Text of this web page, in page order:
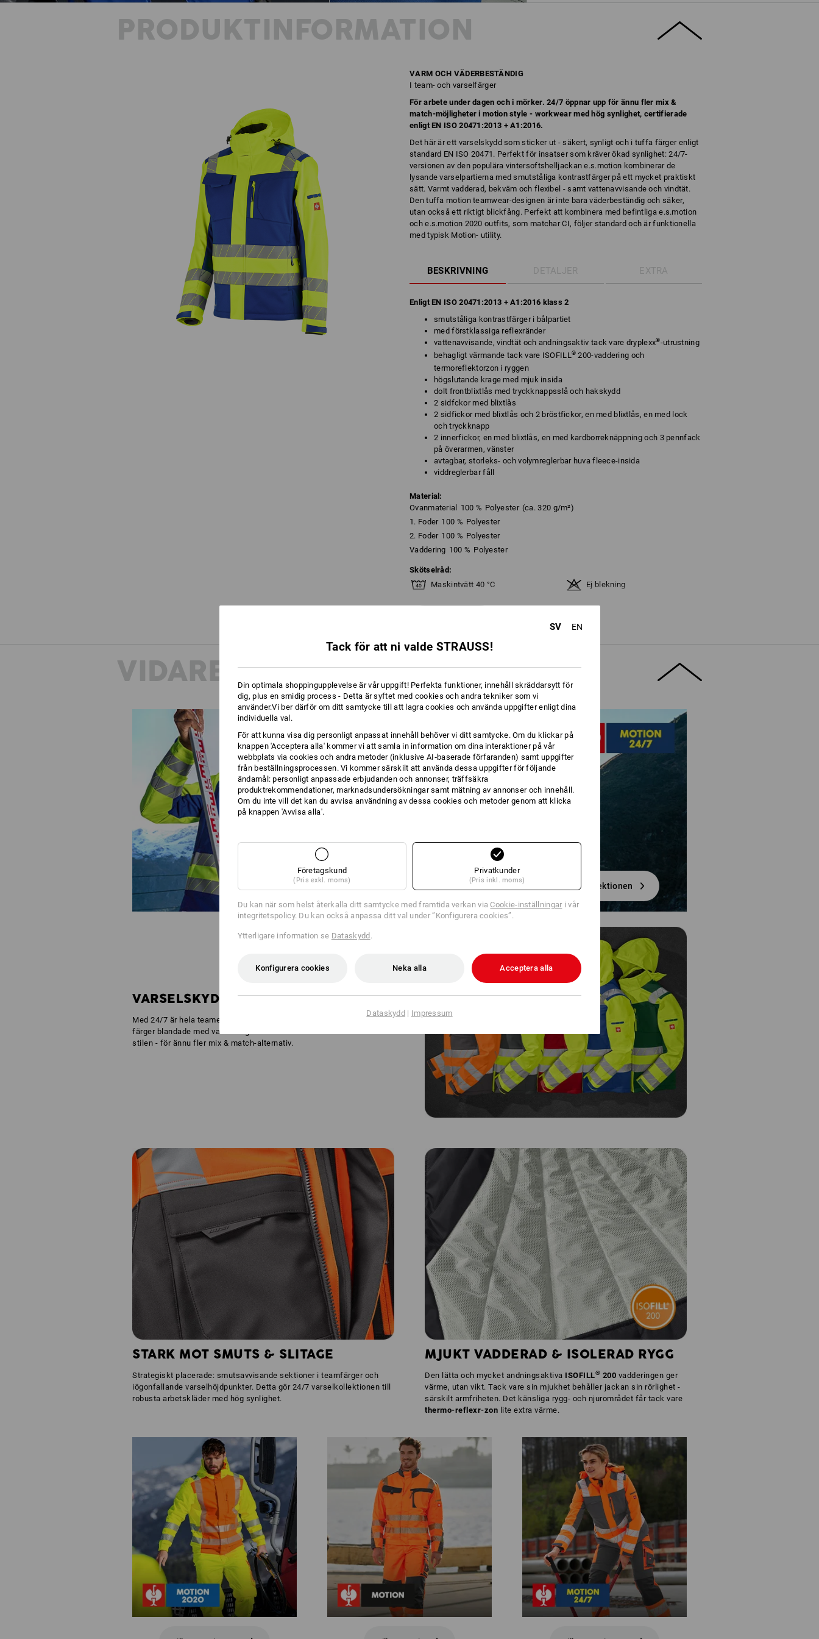
PRODUKTINFORMATION
VARM OCH VÄDERBESTÄNDIG
I team- och varselfärger
För arbete under dagen och i mörker. 24/7 öppnar upp för ännu fler mix &
match-möjligheter i motion style - workwear med hög synlighet, certifierade
enligt EN ISO 20471:2013 + A1:2016.
Det här är ett varselskydd som sticker ut - säkert, synligt och i tuffa färger enligt
standard EN ISO 20471. Perfekt för insatser som kräver ökad synlighet: 24/7-
versionen av den populära vintersoftshelljackan e.s.motion kombinerar de
lysande varselpartierna med smutståliga kontrastfärger på ett mycket praktiskt
sätt. Varmt vadderad, bekväm och flexibel - samt vattenavvisande och vindtät.
Den tuffa motion teamwear-designen är inte bara väderbeständig och säker,
utan också ett riktigt blickfång. Perfekt att kombinera med befintliga e.s.motion
och e.s.motion 2020 outfits, som matchar CI, följer standard och är funktionella
med typisk Motion- utility.
BESKRIVNING DETALJER EXTRA
Enligt EN ISO 20471:2013 + A1:2016 klass 2
smutståliga kontrastfärger i bålpartiet
med förstklassiga reflexränder
vattenavvisande, vindtät och andningsaktiv tack vare dryplexx®-utrustning
behagligt värmande tack vare ISOFILL® 200-vaddering och
termoreflektorzon i ryggen
högslutande krage med mjuk insida
dolt frontblixtlås med tryckknappsslå och hakskydd
2 sidfckor med blixtlås
2 sidfickor med blixtlås och 2 bröstfickor, en med blixtlås, en med lock
och tryckknapp
2 innerfickor, en med blixtlås, en med kardborreknäppning och 3 pennfack
på överarmen, vänster
avtagbar, storleks- och volymreglerbar huva fleece-insida
viddreglerbar fåll
Material:
Ovanmaterial
100 % Polyester (ca. 320 g/m²)
1. Foder 100 % Polyester
2. Foder 100 % Polyester
Vaddering 100 % Polyester
Skötselråd:
Maskintvätt 40 °C
Ej blekning
Ej torktumling
Väderskyddsskiktet
Klicka på knappen "Informationsblad" för ytterligare information.
Informationsblad
Profilering:
VIDARE INFORMATION
Upptäck kollektionen
VARSELSKYDD I TEAMFÄRGER
Med 24/7 är hela teamet redo för alla typer av jobb. Kraftfulla team-
färger blandade med varselfärger - allt i den funktionella e.s.motion-
stilen - för ännu fler mix & match-alternativ.
STARK MOT SMUTS & SLITAGE
Strategiskt placerade: smutsavvisande sektioner i teamfärger och
iögonfallande varselhöjdpunkter. Detta gör 24/7 varselkollektionen till
robusta arbetskläder med hög synlighet.
MJUKT VADDERAD & ISOLERAD RYGG
Den lätta och mycket andningsaktiva ISOFILL® 200 vadderingen ger
värme, utan vikt. Tack vare sin mjukhet behåller jackan sin rörlighet -
särskilt armfriheten. Det känsliga rygg- och njurområdet får tack vare
thermo-reflexr-zon lite extra värme.
SV EN
Tack för att ni valde STRAUSS!
Din optimala shoppingupplevelse är vår uppgift! Perfekta funktioner, innehåll skräddarsytt för
dig, plus en smidig process - Detta är syftet med cookies och andra tekniker som vi
använder.Vi ber därför om ditt samtycke till att lagra cookies och använda uppgifter enligt dina
individuella val.
För att kunna visa dig personligt anpassat innehåll behöver vi ditt samtycke. Om du klickar på
knappen 'Acceptera alla' kommer vi att samla in information om dina interaktioner på vår
webbplats via cookies och andra metoder (inklusive AI‑baserade förfaranden) samt uppgifter
från beställningsprocessen. Vi kommer särskilt att använda dessa uppgifter för följande
ändamål: personligt anpassade erbjudanden och annonser, träffsäkra
produktrekommendationer, marknadsundersökningar samt mätning av annonser och innehåll.
Om du inte vill det kan du avvisa användning av dessa cookies och metoder genom att klicka
på knappen 'Avvisa alla'.
Företagskund
(Pris exkl. moms)
Privatkunder
(Pris inkl. moms)
Du kan när som helst återkalla ditt samtycke med framtida verkan viaCookie-inställningar i vår
integritetspolicy. Du kan också anpassa ditt val under ”Konfigurera cookies”.
Ytterligare information se Dataskydd.
Konfigurera cookies Neka alla Acceptera alla
Dataskydd | Impressum